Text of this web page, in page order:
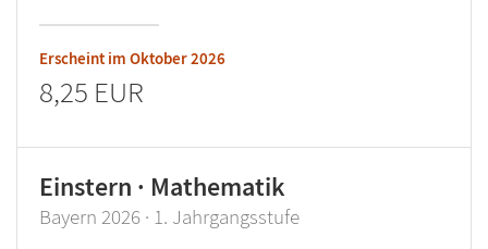
Erscheint im Oktober 2026
8,25 EUR
Einstern · Mathematik
Bayern 2026 · 1. Jahrgangsstufe